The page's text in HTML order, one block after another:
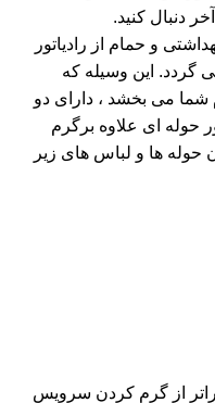
دنبال کنید.
و حمام از رادیاتور
گردد. این وسیله که
شما می بخشد ، دارای دو
حوله ای علاوه برگرم
ها و لباس های زیر
از گرم کردن سرویس